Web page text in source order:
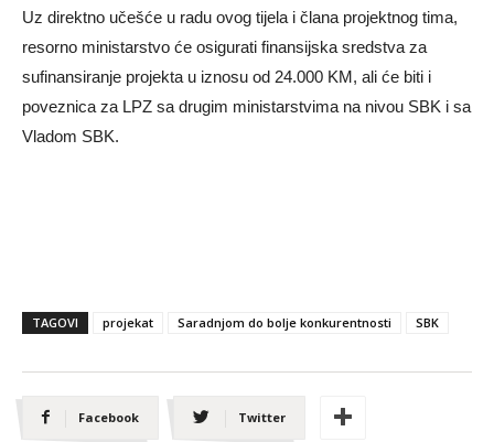
Uz direktno učešće u radu ovog tijela i člana projektnog tima,
resorno ministarstvo će osigurati finansijska sredstva za
sufinansiranje projekta u iznosu od 24.000 KM, ali će biti i
poveznica za LPZ sa drugim ministarstvima na nivou SBK i sa
Vladom SBK.
TAGOVI projekat Saradnjom do bolje konkurentnosti SBK
Facebook Twitter